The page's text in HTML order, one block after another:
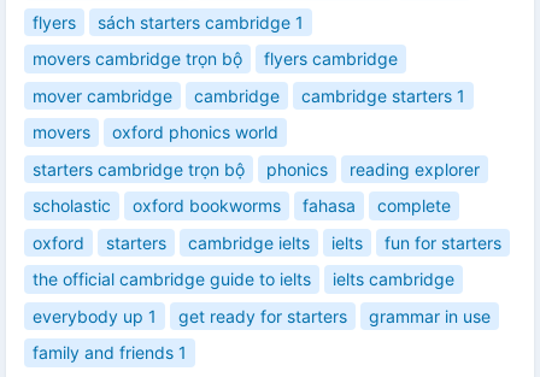
flyers
sách starters cambridge 1
movers cambridge trọn bộ
flyers cambridge
mover cambridge
cambridge
cambridge starters 1
movers
oxford phonics world
starters cambridge trọn bộ
phonics
reading explorer
scholastic
oxford bookworms fahasa
complete
oxford
starters cambridge ielts ielts
fun for starters
the official cambridge guide to ielts
ielts cambridge
everybody up 1
get ready for starters
grammar in use
family and friends 1